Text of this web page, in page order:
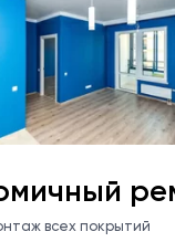
всех покрытий